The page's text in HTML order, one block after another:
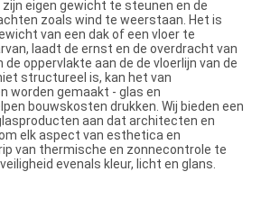
eigen gewicht te steunen en de
zoals wind te weerstaan. Het is
van een dak of een vloer te
laadt de ernst en de overdracht van
oppervlakte aan de de vloerlijn van de
structureel is, kan het van
worden gemaakt - glas en
bouwskosten drukken. Wij bieden een
aan dat architecten en
elk aspect van esthetica en
van thermische en zonnecontrole te
evenals kleur, licht en glans.